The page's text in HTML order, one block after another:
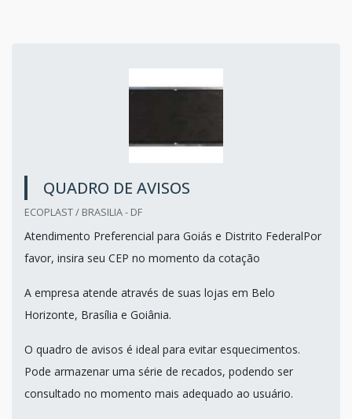
QUADRO DE AVISOS
ECOPLAST / BRASILIA - DF
Atendimento Preferencial para Goiás e Distrito FederalPor
favor, insira seu CEP no momento da cotação
A empresa atende através de suas lojas em Belo
Horizonte, Brasília e Goiânia.
O quadro de avisos é ideal para evitar esquecimentos.
Pode armazenar uma série de recados, podendo ser
consultado no momento mais adequado ao usuário.